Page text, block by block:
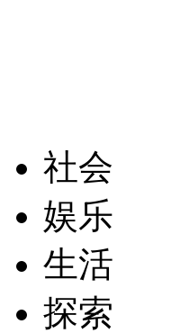
社会
娱乐
生活
探索